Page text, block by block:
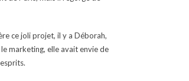
ce joli projet, il y a Déborah,
marketing, elle avait envie de